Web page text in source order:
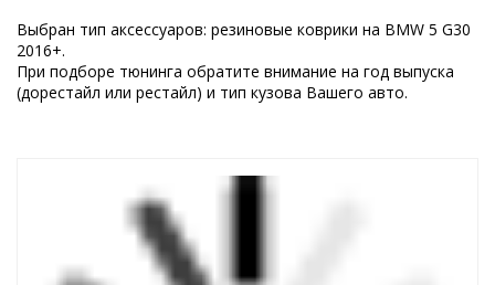
Выбран тип аксессуаров: резиновые коврики на BMW 5 G30
2016+.
При подборе тюнинга обратите внимание на год выпуска
(дорестайл или рестайл) и тип кузова Вашего авто.